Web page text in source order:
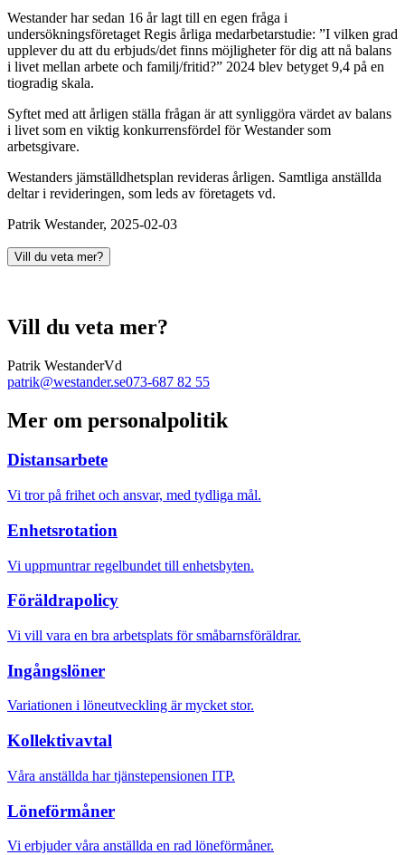
Westander har sedan 16 år lagt till en egen fråga i
undersökningsföretaget Regis årliga medarbetarstudie: ”I vilken grad
upplever du att du erbjuds/det finns möjligheter för dig att nå balans
i livet mellan arbete och familj/fritid?” 2024 blev betyget 9,4 på en
tiogradig skala.
Syftet med att årligen ställa frågan är att synliggöra värdet av balans
i livet som en viktig konkurrensfördel för Westander som
arbetsgivare.
Westanders jämställdhetsplan revideras årligen. Samtliga anställda
deltar i revideringen, som leds av företagets vd.
Patrik Westander, 2025-02-03
Vill du veta mer?
Vill du veta mer?
Patrik WestanderVd
patrik@westander.se073-687 82 55
Mer om personalpolitik
Distansarbete
Vi tror på frihet och ansvar, med tydliga mål.
Enhetsrotation
Vi uppmuntrar regelbundet till enhetsbyten.
Föräldrapolicy
Vi vill vara en bra arbetsplats för småbarnsföräldrar.
Ingångslöner
Variationen i löneutveckling är mycket stor.
Kollektivavtal
Våra anställda har tjänstepensionen ITP.
Löneförmåner
Vi erbjuder våra anställda en rad löneförmåner.